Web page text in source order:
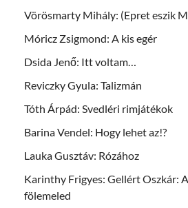
Vörösmarty Mihály: (Epret eszik
Móricz Zsigmond: A kis egér
Dsida Jenő: Itt voltam…
Reviczky Gyula: Talizmán
Tóth Árpád: Svedléri rimjátékok
Barina Vendel: Hogy lehet az!?
Lauka Gusztáv: Rózához
Karinthy Frigyes: Gellért Oszkár:
fölemeled